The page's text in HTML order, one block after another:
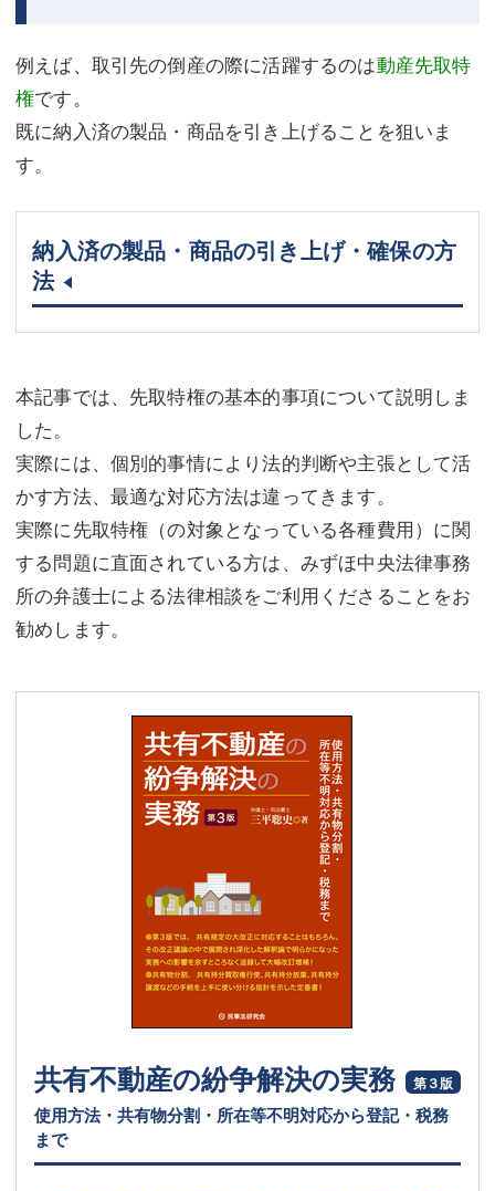
例えば、取引先の倒産の際に活躍するのは動産先取特
権です。
既に納入済の製品・商品を引き上げることを狙いま
す。
納入済の製品・商品の引き上げ・確保の方
法
本記事では、先取特権の基本的事項について説明しま
した。
実際には、個別的事情により法的判断や主張として活
かす方法、最適な対応方法は違ってきます。
実際に先取特権（の対象となっている各種費用）に関
する問題に直面されている方は、みずほ中央法律事務
所の弁護士による法律相談をご利用くださることをお
勧めします。
共有不動産の紛争解決の実務 第３版
使用方法・共有物分割・所在等不明対応から登記・税務
まで